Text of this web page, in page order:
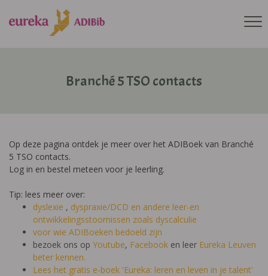
Branché 5 TSO contacts
Op deze pagina ontdek je meer over het ADIBoek van Branché
5 TSO contacts.
Log in en bestel meteen voor je leerling.
Tip: lees meer over:
dyslexie , dyspraxie/DCD en andere leer-en
ontwikkelingsstoornissen zoals dyscalculie
voor wie ADIBoeken bedoeld zijn
bezoek ons op Youtube, Facebook en leer Eureka Leuven
beter kennen.
Lees het gratis e-boek 'Eureka: leren en leven in je talent'